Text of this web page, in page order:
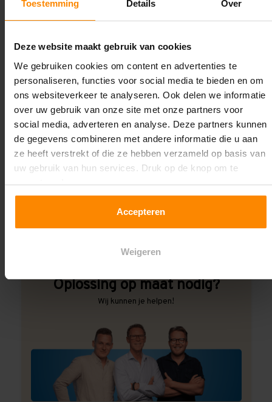
Toestemming Details Over
Deze website maakt gebruik van cookies
We gebruiken cookies om content en advertenties te
personaliseren, functies voor social media te bieden en om
ons websiteverkeer te analyseren. Ook delen we informatie
over uw gebruik van onze site met onze partners voor
social media, adverteren en analyse. Deze partners kunnen
de gegevens combineren met andere informatie die u aan
ze heeft verstrekt of die ze hebben verzameld op basis van
uw gebruik van hun services. Druk op de knop om te
accepteren!
Accepteren
Weigeren
Liggerlengte:
2.700 mm
Aantal niveaus:
4
Kleur staanders:
Galva
1.550 kg (516 kg per pallet)
Oplossing op maat nodig?
Wij kunnen je helpen!